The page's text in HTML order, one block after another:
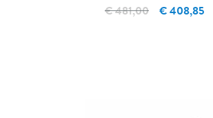
€ 408,85
€ 481,00